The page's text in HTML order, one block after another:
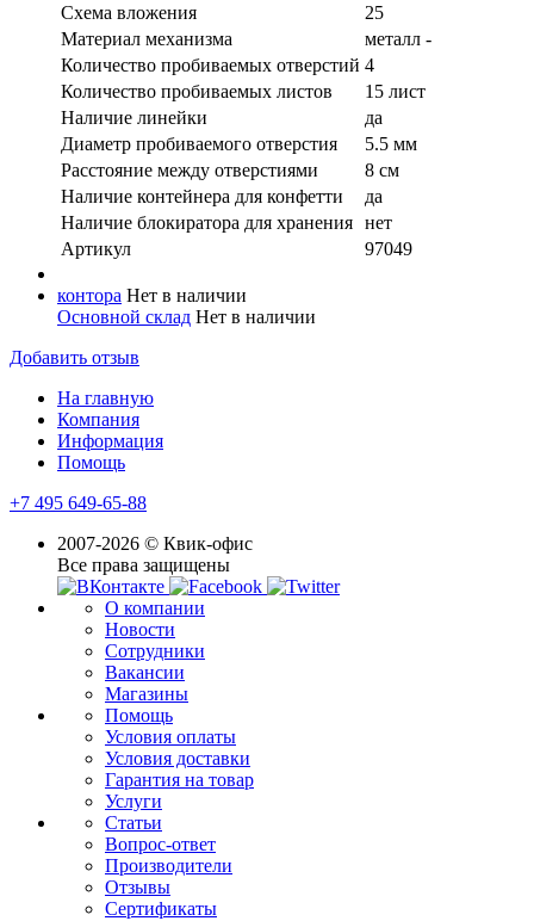
Схема вложения
25
Материал механизма
металл -
Количество пробиваемых отверстий 4
Количество пробиваемых листов
15 лист
Наличие линейки
да
Диаметр пробиваемого отверстия
5.5 мм
Расстояние между отверстиями
8 см
Наличие контейнера для конфетти
да
Наличие блокиратора для хранения нет
Артикул
97049
контора Нет в наличии
Основной склад Нет в наличии
Добавить отзыв
На главную
Компания
Информация
Помощь
+7 495 649-65-88
2007-2026 © Квик-офис
Все права защищены
О компании
Новости
Сотрудники
Вакансии
Магазины
Помощь
Условия оплаты
Условия доставки
Гарантия на товар
Услуги
Статьи
Вопрос-ответ
Производители
Отзывы
Сертификаты